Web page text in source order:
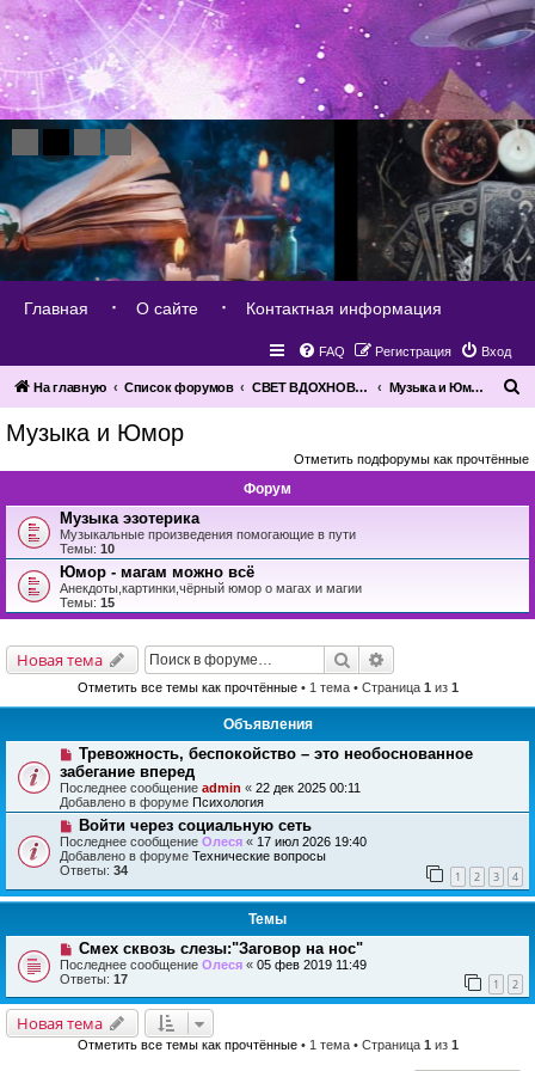
Главная О сайте Контактная информация
Вход
Регистрация
FAQ
На главную Список форумов СВЕТ ВДОХНОВЕНИЯ Музыка и Юмор
с
Музыка и Юмор
Отметить подфорумы как прочтённые
Форум
Музыка эзотерика
Музыкальные произведения помогающие в пути
Темы: 10
Юмор - магам можно всё
Анекдоты,картинки,чёрный юмор о магах и магии
Темы: 15
Новая тема Поиск
Отметить все темы как прочтённые• 1 тема • Страница 1 из 1
Объявления
Тревожность, беспокойство – это необоснованное
забегание вперед
Последнее сообщение admin « 22 дек 2025 00:11
Добавлено в форуме Психология
Войти через социальную сеть
Последнее сообщение Олеся « 17 июл 2026 19:40
Добавлено в форуме Технические вопросы
Ответы: 34 1 2 3 4
Темы
Смех сквозь слезы:"Заговор на нос"
Последнее сообщение Олеся « 05 фев 2019 11:49
Ответы: 17 1 2
Новая тема
Отметить все темы как прочтённые• 1 тема • Страница 1 из 1